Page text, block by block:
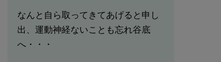
なんと自ら取ってきてあげると申し
出、運動神経ないことも忘れ谷底
へ・・・